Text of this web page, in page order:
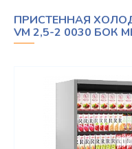
Режим
ПРИСТЕННАЯ
VM 2,5-2 0030 БОК